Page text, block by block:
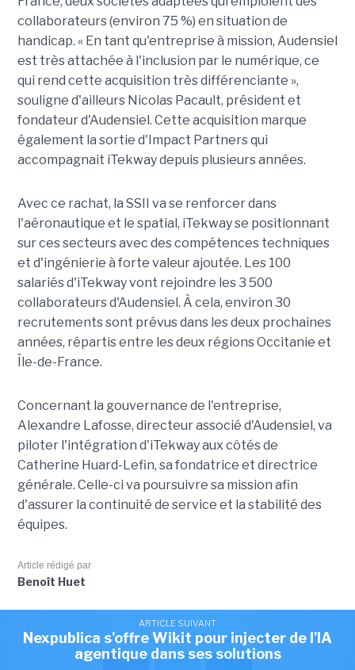
collaborateurs (environ 75 %) en situation de
handicap. « En tant qu'entreprise à mission, Audensiel
est très attachée à l'inclusion par le numérique, ce
qui rend cette acquisition très différenciante »,
souligne d'ailleurs Nicolas Pacault, président et
fondateur d'Audensiel. Cette acquisition marque
également la sortie d'Impact Partners qui
accompagnait iTekway depuis plusieurs années.
Avec ce rachat, la SSII va se renforcer dans
l'aéronautique et le spatial, iTekway se positionnant
sur ces secteurs avec des compétences techniques
et d'ingénierie à forte valeur ajoutée. Les 100
salariés d'iTekway vont rejoindre les 3 500
collaborateurs d'Audensiel. À cela, environ 30
recrutements sont prévus dans les deux prochaines
années, répartis entre les deux régions Occitanie et
Île-de-France.
Concernant la gouvernance de l'entreprise,
Alexandre Lafosse, directeur associé d'Audensiel, va
piloter l'intégration d'iTekway aux côtés de
Catherine Huard-Lefin, sa fondatrice et directrice
générale. Celle-ci va poursuivre sa mission afin
d'assurer la continuité de service et la stabilité des
équipes.
Article rédigé par
Benoît Huet
Cet article vous a plu?Partagez le !
ARTICLE SUIVANT
Nexpublica s'offre Wikit pour injecter de l'IA
agentique dans ses solutions